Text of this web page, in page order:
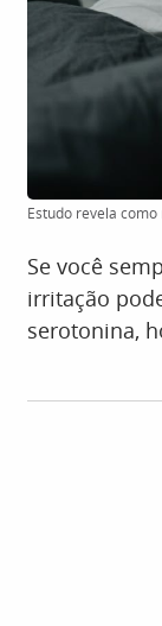
Estudo revela
Se você
irritação
serotonina,